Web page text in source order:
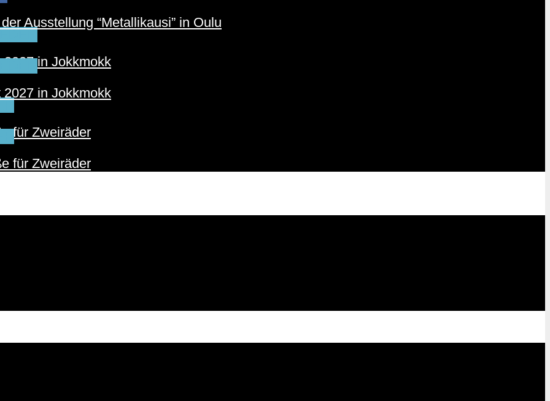
in Jokkmokk
für Zweiräder
Ausstellung “Metallikausi” in Oulu
in Jokkmokk
für Zweiräder